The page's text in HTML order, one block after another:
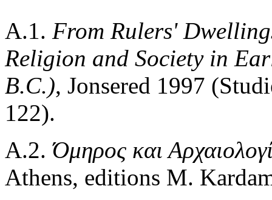
Α.1. From Rulers'
Religion and Society in
B.C.), Jonsered 1997
122).
Α.2. Όμηρος και
Athens, editions M.